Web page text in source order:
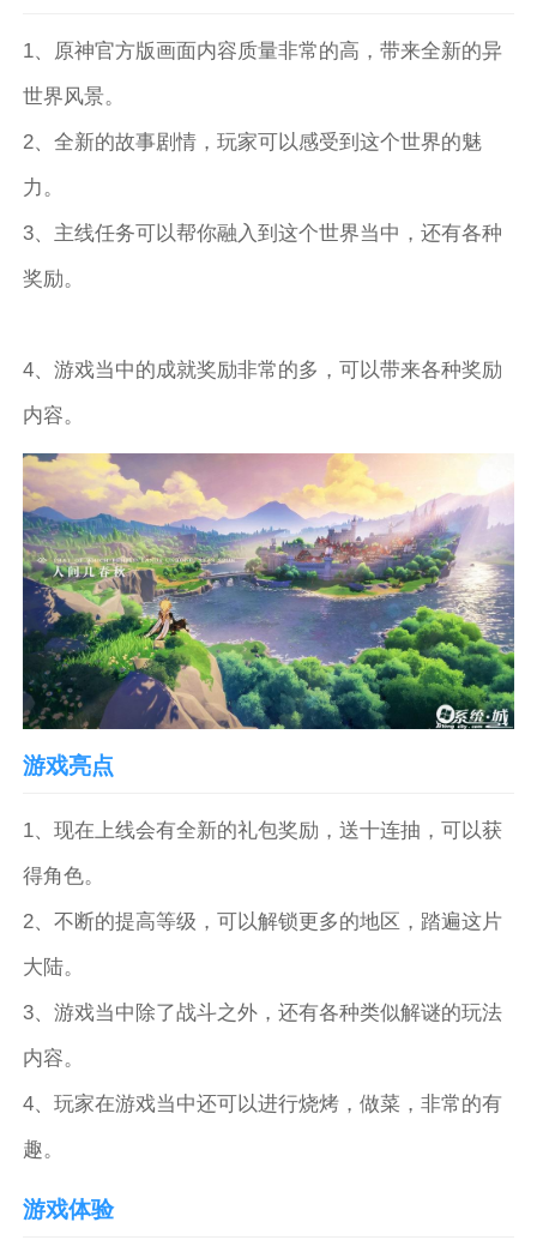
1、原神官方版画面内容质量非常的高，带来全新的异
世界风景。
2、全新的故事剧情，玩家可以感受到这个世界的魅
力。
3、主线任务可以帮你融入到这个世界当中，还有各种
奖励。
4、游戏当中的成就奖励非常的多，可以带来各种奖励
内容。
游戏亮点
1、现在上线会有全新的礼包奖励，送十连抽，可以获
得角色。
2、不断的提高等级，可以解锁更多的地区，踏遍这片
大陆。
3、游戏当中除了战斗之外，还有各种类似解谜的玩法
内容。
4、玩家在游戏当中还可以进行烧烤，做菜，非常的有
趣。
游戏体验